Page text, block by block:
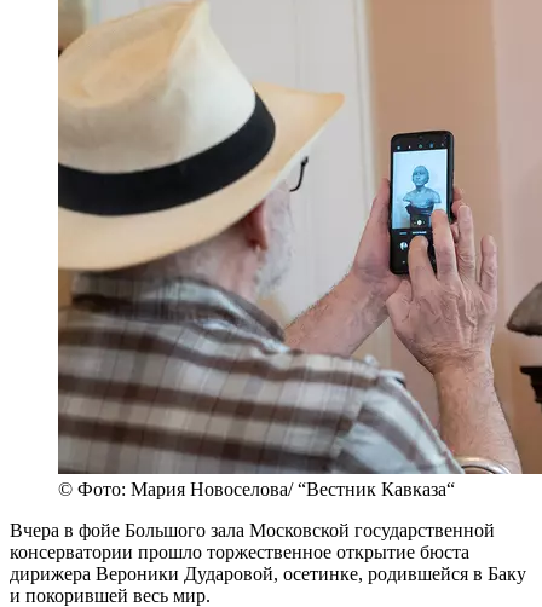
© Фото: Мария Новоселова/ “Вестник Кавказа“
Вчера в фойе Большого зала Московской государственной
консерватории прошло торжественное открытие бюста
дирижера Вероники Дударовой, осетинке, родившейся в Баку
и покорившей весь мир.